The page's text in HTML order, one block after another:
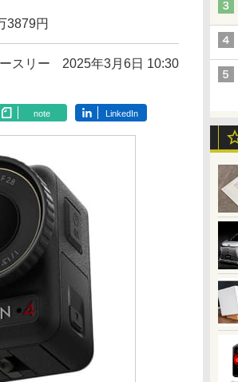
3879円
スリー 2025年3月6日 10:30
note LinkedIn